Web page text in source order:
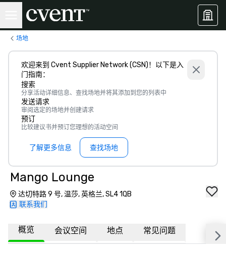
场地
欢迎来到 Cvent Supplier Network (CSN)！以下是入
门指南：
搜索
分享活动详细信息、查找场地并将其添加到您的列表中
发送请求
审阅选定的场地并创建请求
预订
比较建议书并预订您理想的活动空间
了解更多信息 查找场地
Mango Lounge
达切特路 9 号, 温莎, 英格兰, SL4 1QB
联系我们
概览 会议空间 地点 常见问题